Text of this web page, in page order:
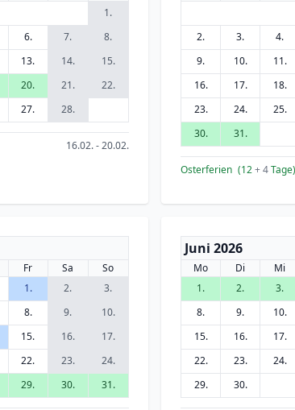
1.
6. 7.
8.
13. 14.
15.
20. 21.
22.
27. 28.
16.02. - 20.02.
2.
3. 4.
9.
10. 11.
16.
17. 18.
23.
24. 25.
30.
31.
Osterferien (12+ 4Tage)
Fr Sa
So
1.
2.
3.
8. 9.
10.
15. 16.
17.
22. 23.
24.
29. 30. 31.
Juni 2026
Mo Di Mi
1.
2. 3.
8.
9. 10.
15.
16. 17.
22.
23. 24.
29.
30.